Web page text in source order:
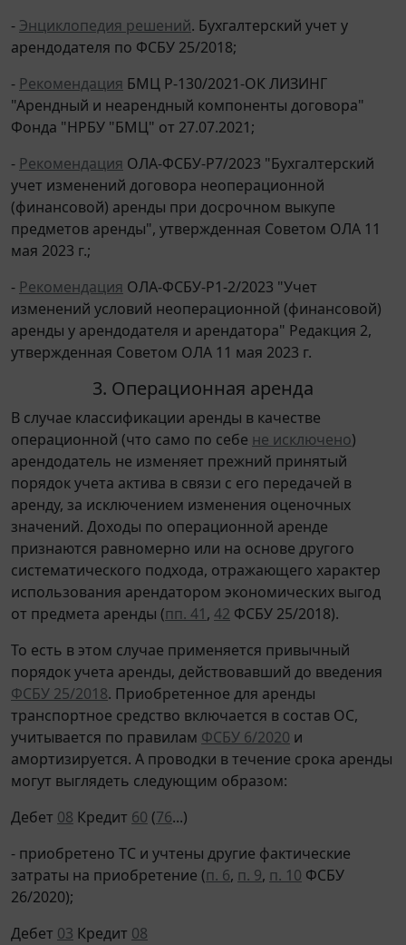
- Энциклопедия решений. Бухгалтерский учет у
арендодателя по ФСБУ 25/2018;
- Рекомендация БМЦ Р-130/2021-ОК ЛИЗИНГ
"Арендный и неарендный компоненты договора"
Фонда "НРБУ "БМЦ" от 27.07.2021;
- Рекомендация ОЛА-ФСБУ-Р7/2023 "Бухгалтерский
учет изменений договора неоперационной
(финансовой) аренды при досрочном выкупе
предметов аренды", утвержденная Советом ОЛА 11
мая 2023 г.;
- Рекомендация ОЛА-ФСБУ-Р1-2/2023 "Учет
изменений условий неоперационной (финансовой)
аренды у арендодателя и арендатора" Редакция 2,
утвержденная Советом ОЛА 11 мая 2023 г.
3. Операционная аренда
В случае классификации аренды в качестве
операционной (что само по себе не исключено)
арендодатель не изменяет прежний принятый
порядок учета актива в связи с его передачей в
аренду, за исключением изменения оценочных
значений. Доходы по операционной аренде
признаются равномерно или на основе другого
систематического подхода, отражающего характер
использования арендатором экономических выгод
от предмета аренды (пп. 41, 42 ФСБУ 25/2018).
То есть в этом случае применяется привычный
порядок учета аренды, действовавший до введения
ФСБУ 25/2018. Приобретенное для аренды
транспортное средство включается в состав ОС,
учитывается по правилам ФСБУ 6/2020 и
амортизируется. А проводки в течение срока аренды
могут выглядеть следующим образом:
Дебет 08 Кредит 60 (76...)
- приобретено ТС и учтены другие фактические
затраты на приобретение (п. 6, п. 9, п. 10 ФСБУ
26/2020);
Дебет 03 Кредит 08